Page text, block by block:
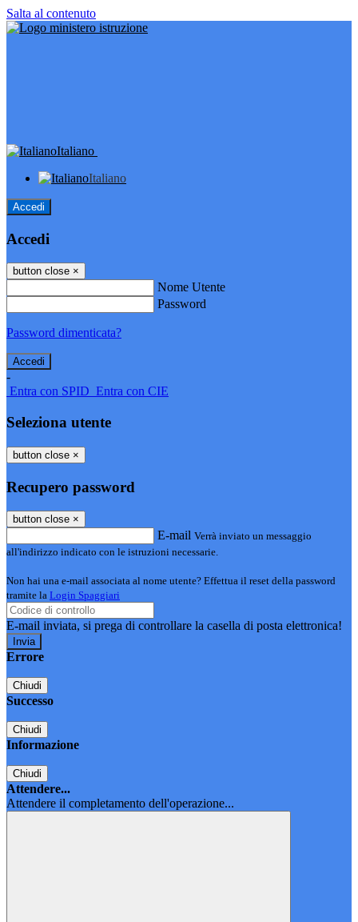
Salta al contenuto
Italiano
Italiano
Accedi
Accedi
button close ×
Nome Utente
Password
Password dimenticata?
-
Entra con SPID Entra con CIE
Seleziona utente
button close ×
Recupero password
button close ×
E-mail Verrà inviato un messaggio
all'indirizzo indicato con le istruzioni necessarie.
Non hai una e-mail associata al nome utente? Effettua il reset della password
tramite la Login Spaggiari
E-mail inviata, si prega di controllare la casella di posta elettronica!
Errore
Chiudi
Successo
Chiudi
Informazione
Chiudi
Attendere...
Attendere il completamento dell'operazione...